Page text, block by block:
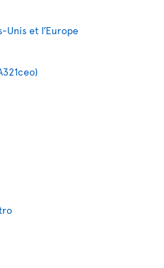
Unis et l’Europe